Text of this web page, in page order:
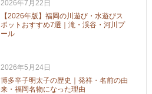
2026年7月22日
【2026年版】福岡の川遊び・水遊びス
ポットおすすめ7選｜滝・渓谷・河川プ
ール
2026年5月24日
博多辛子明太子の歴史｜発祥・名前の由
来・福岡名物になった理由